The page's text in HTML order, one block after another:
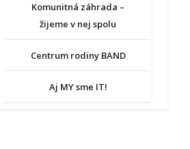
Komunitná záhrada –
žijeme v nej spolu
Centrum rodiny BAND
Aj MY sme IT!